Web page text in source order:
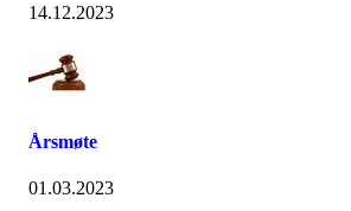
14.12.2023
Årsmøte
01.03.2023